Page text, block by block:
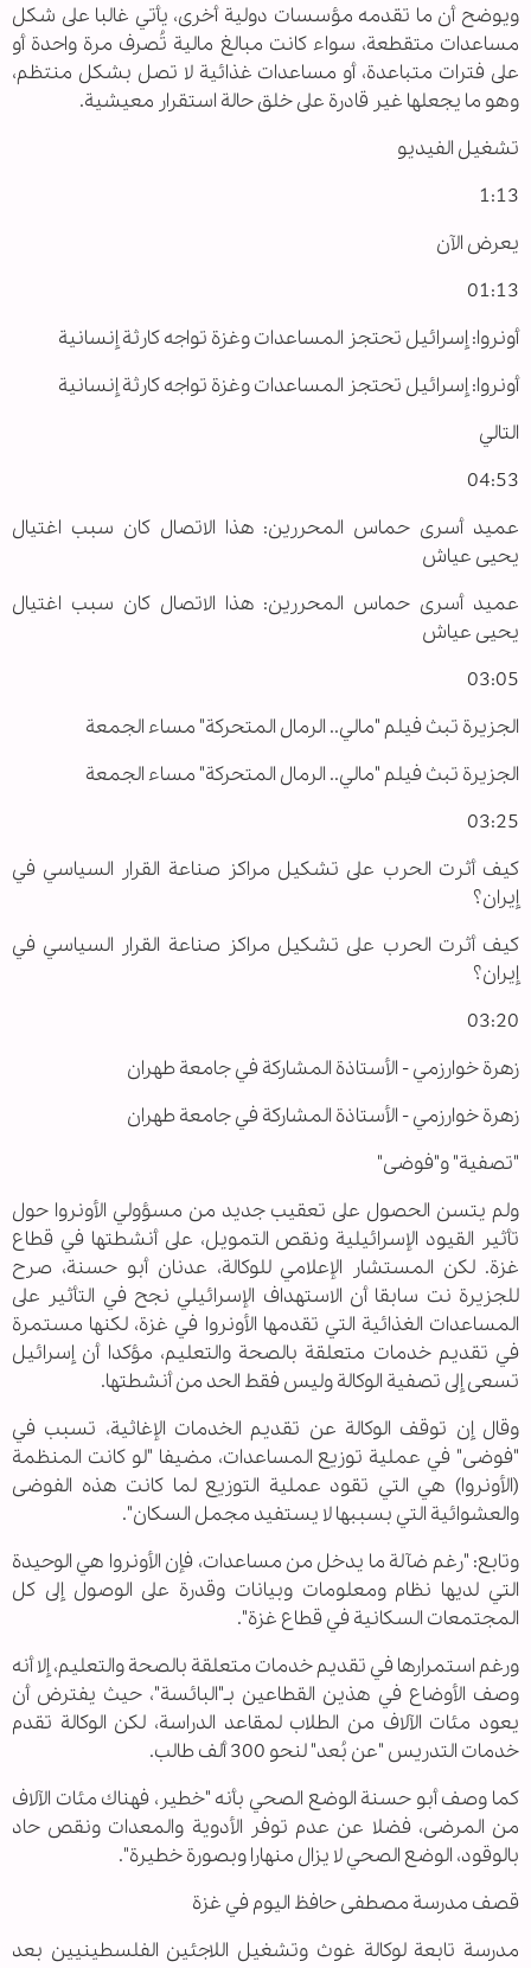
ويوضح أن ما تقدمه مؤسسات دولية أخرى، يأتي غالبا على شكل
مساعدات متقطعة، سواء كانت مبالغ مالية تُصرف مرة واحدة أو
على فترات متباعدة، أو مساعدات غذائية لا تصل بشكل منتظم،
وهو ما يجعلها غير قادرة على خلق حالة استقرار معيشية.
تشغيل الفيديو
1:13
يعرض الآن
01:13
أونروا: إسرائيل تحتجز المساعدات وغزة تواجه كارثة إنسانية
أونروا: إسرائيل تحتجز المساعدات وغزة تواجه كارثة إنسانية
التالي
04:53
عميد أسرى حماس المحررين: هذا الاتصال كان سبب اغتيال
يحيى عياش
عميد أسرى حماس المحررين: هذا الاتصال كان سبب اغتيال
يحيى عياش
03:05
الجزيرة تبث فيلم "مالي.. الرمال المتحركة" مساء الجمعة
الجزيرة تبث فيلم "مالي.. الرمال المتحركة" مساء الجمعة
03:25
كيف أثرت الحرب على تشكيل مراكز صناعة القرار السياسي في
إيران؟
كيف أثرت الحرب على تشكيل مراكز صناعة القرار السياسي في
إيران؟
03:20
زهرة خوارزمي - الأستاذة المشاركة في جامعة طهران
زهرة خوارزمي - الأستاذة المشاركة في جامعة طهران
"تصفية" و"فوضى"
ولم يتسن الحصول على تعقيب جديد من مسؤولي الأونروا حول
تأثير القيود الإسرائيلية ونقص التمويل، على أنشطتها في قطاع
غزة. لكن المستشار الإعلامي للوكالة، عدنان أبو حسنة، صرح
للجزيرة نت سابقا أن الاستهداف الإسرائيلي نجح في التأثير على
المساعدات الغذائية التي تقدمها الأونروا في غزة، لكنها مستمرة
في تقديم خدمات متعلقة بالصحة والتعليم، مؤكدا أن إسرائيل
تسعى إلى تصفية الوكالة وليس فقط الحد من أنشطتها.
وقال إن توقف الوكالة عن تقديم الخدمات الإغاثية، تسبب في
"فوضى" في عملية توزيع المساعدات، مضيفا "لو كانت المنظمة
(الأونروا) هي التي تقود عملية التوزيع لما كانت هذه الفوضى
والعشوائية التي بسببها لا يستفيد مجمل السكان".
وتابع: "رغم ضآلة ما يدخل من مساعدات، فإن الأونروا هي الوحيدة
التي لديها نظام ومعلومات وبيانات وقدرة على الوصول إلى كل
المجتمعات السكانية في قطاع غزة".
ورغم استمرارها في تقديم خدمات متعلقة بالصحة والتعليم، إلا أنه
وصف الأوضاع في هذين القطاعين بـ"البائسة"، حيث يفترض أن
يعود مئات الآلاف من الطلاب لمقاعد الدراسة، لكن الوكالة تقدم
خدمات التدريس "عن بُعد" لنحو 300 ألف طالب.
كما وصف أبو حسنة الوضع الصحي بأنه "خطير، فهناك مئات الآلاف
من المرضى، فضلا عن عدم توفر الأدوية والمعدات ونقص حاد
بالوقود، الوضع الصحي لا يزال منهارا وبصورة خطيرة".
قصف مدرسة مصطفى حافظ اليوم في غزة
مدرسة تابعة لوكالة غوث وتشغيل اللاجئين الفلسطينيين بعد